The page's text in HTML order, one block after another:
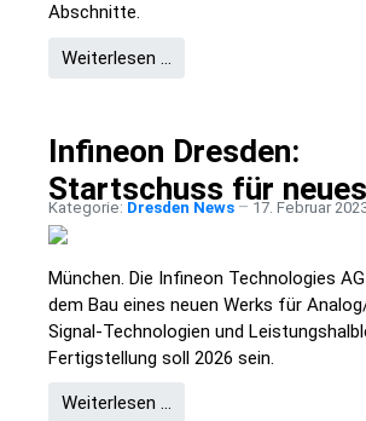
Abschnitte.
Weiterlesen …
Infineon Dresden:
Startschuss für
Kategorie: Dresden News 17. Februar
München. Die Infineon Technologies
dem Bau eines neuen Werks für
Signal-Technologien und
Fertigstellung soll 2026 sein.
Weiterlesen …